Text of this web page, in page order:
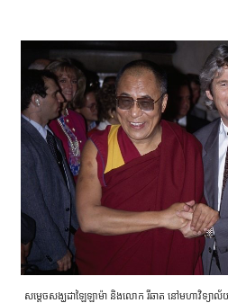
សម្ដេចសង្ឃដាឡៃឡាម៉ា និងលោក រីឆាត នៅមហាវិទ្យ